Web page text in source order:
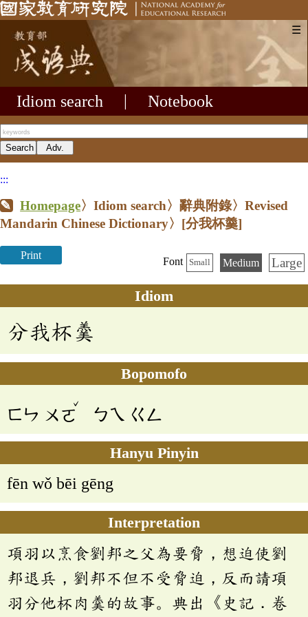
☰
Idiom search Notebook
:::
Homepage〉Idiom search〉辭典附錄〉Revised
Mandarin Chinese Dictionary〉 [分我杯羹]
Print
Font Small Medium Large
Idiom
分我杯羹
Bopomofo
ㄈㄣ ㄨㄛ
ˇ
ㄅㄟ ㄍㄥ
Hanyu Pinyin
fēn wǒ bēi gēng
Interpretation
項羽以烹食劉邦之父為要脅，想迫使劉
邦退兵，劉邦不但不受脅迫，反而請項
羽分他杯肉羹的故事。典出《史記．卷